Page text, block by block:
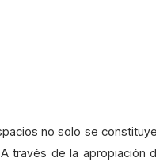
no solo se
través de la apropiación